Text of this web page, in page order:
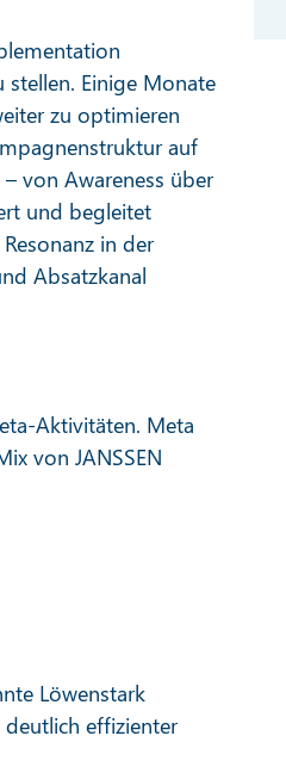
Einige Monate
zu optimieren
auf
von Awareness über
und begleitet
in der
Absatzkanal
Aktivitäten. Meta
von JANSSEN
Löwenstark
deutlich effizienter